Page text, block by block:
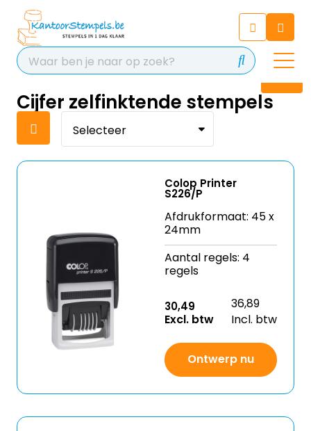
Chat 24/7 met onze chatbot
voor hulp
Contact
Cijfer zelfinktende stempels
Colop Printer
S226/P
Afdrukformaat: 45 x
24mm
Aantal regels: 4
regels
30,49
Excl. btw
36,89
Incl. btw
Ontwerp nu